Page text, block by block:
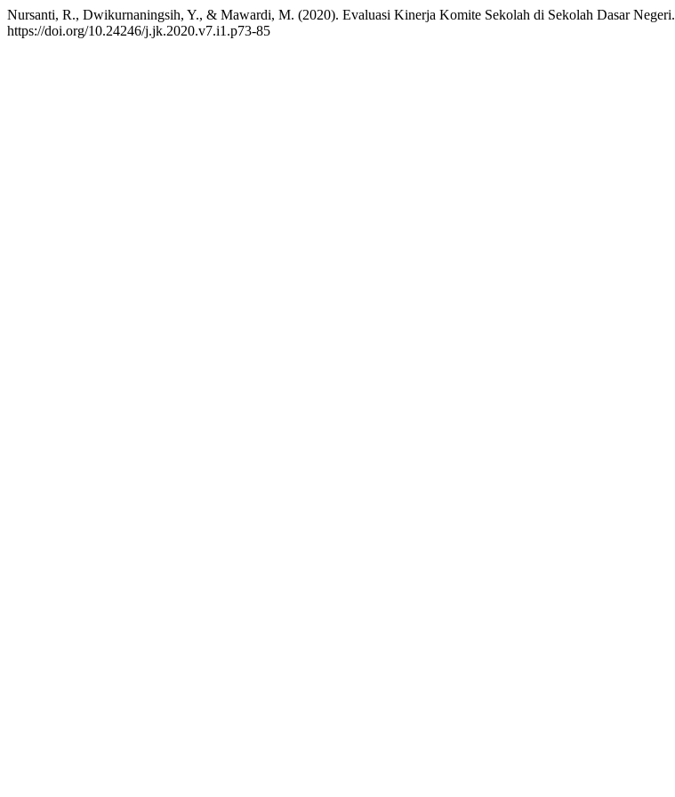
Nursanti, R., Dwikurnaningsih, Y., & Mawardi, M. (2020). Evaluasi Kinerja Komite Sekolah di Sekolah Dasar Negeri.
https://doi.org/10.24246/j.jk.2020.v7.i1.p73-85